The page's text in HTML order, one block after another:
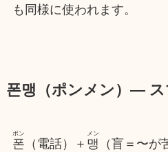
も同様に使われます。
폰맹（ポンメン）― ス
폰
ポン
（電話）＋ 맹
メン
（盲＝〜